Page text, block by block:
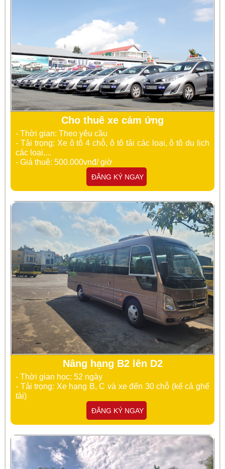
Cho thuê xe cảm ứng
- Thời gian: Theo yêu cầu
- Tải trọng: Xe ô tô 4 chỗ, ô tô tải các loại, ô tô du lịch
các loại,...
- Giá thuê: 500.000vnđ/ giờ
ĐĂNG KÝ NGAY
Nâng hạng B2 lên D2
- Thời gian học: 52 ngày
- Tải trọng: Xe hạng B, C và xe đến 30 chỗ (kể cả ghế
tài)
ĐĂNG KÝ NGAY